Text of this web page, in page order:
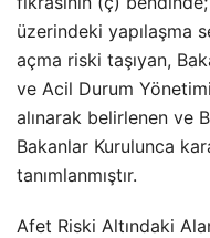
üzerindeki yapılaşma
açma riski taşıyan,
ve Acil Durum
alınarak belirlenen ve
Bakanlar Kurulunca
tanımlanmıştır.
Afet Riski Altındaki